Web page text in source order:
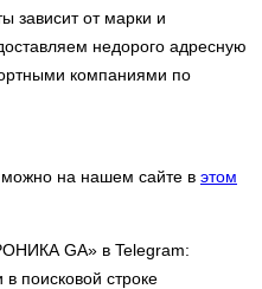
зависит от марки и
недорого адресную
компаниями по
можно на нашем сайте в этом
GA» в Telegram:
в поисковой строке